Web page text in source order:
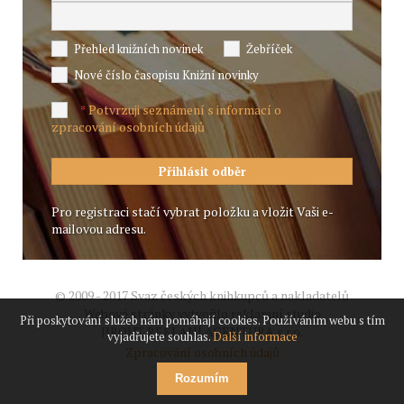
Přehled knižních novinek
Žebříček
Nové číslo časopisu Knižní novinky
*Potvrzuji seznámení s informací o
zpracování osobních údajů
Pro registraci stačí vybrat položku a vložit Vaši e-
mailovou adresu.
© 2009 - 2017 Svaz českých knihkupců a nakladatelů
Webové stránky vytvořilo reklamní studio
JIROUT REKLANÍ AGENTURA s.r.o.
Zpracování osobních údajů
Při poskytování služeb nám pomáhají cookies. Používáním webu s tím
vyjadřujete souhlas.Další informace
Rozumím